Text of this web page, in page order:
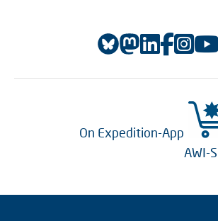
On Expedition-App
AWI-